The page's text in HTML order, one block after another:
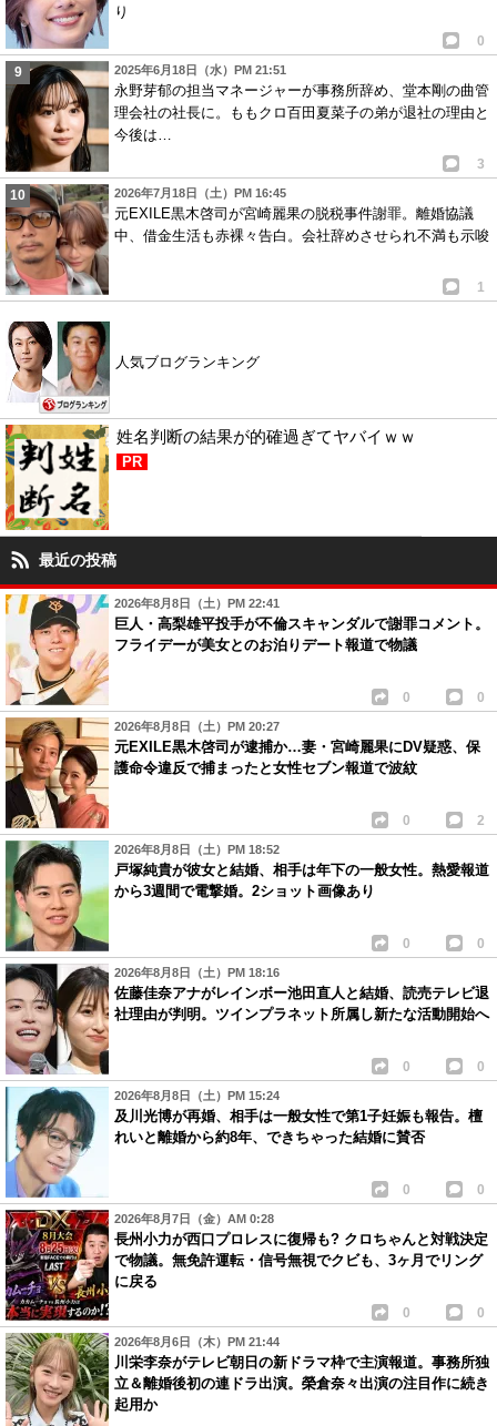
り
0
2025年6月18日（水）PM 21:51
永野芽郁の担当マネージャーが事務所辞め、堂本剛の曲管
理会社の社長に。ももクロ百田夏菜子の弟が退社の理由と
今後は…
3
2026年7月18日（土）PM 16:45
元EXILE黒木啓司が宮崎麗果の脱税事件謝罪。離婚協議
中、借金生活も赤裸々告白。会社辞めさせられ不満も示唆
1
人気ブログランキング
姓名判断の結果が的確過ぎてヤバイｗｗ
PR
最近の投稿
2026年8月8日（土）PM 22:41
巨人・高梨雄平投手が不倫スキャンダルで謝罪コメント。
フライデーが美女とのお泊りデート報道で物議
0 0
2026年8月8日（土）PM 20:27
元EXILE黒木啓司が逮捕か…妻・宮崎麗果にDV疑惑、保
護命令違反で捕まったと女性セブン報道で波紋
0 2
2026年8月8日（土）PM 18:52
戸塚純貴が彼女と結婚、相手は年下の一般女性。熱愛報道
から3週間で電撃婚。2ショット画像あり
0 0
2026年8月8日（土）PM 18:16
佐藤佳奈アナがレインボー池田直人と結婚、読売テレビ退
社理由が判明。ツインプラネット所属し新たな活動開始へ
0 0
2026年8月8日（土）PM 15:24
及川光博が再婚、相手は一般女性で第1子妊娠も報告。檀
れいと離婚から約8年、できちゃった結婚に賛否
0 0
2026年8月7日（金）AM 0:28
長州小力が西口プロレスに復帰も? クロちゃんと対戦決定
で物議。無免許運転・信号無視でクビも、3ヶ月でリング
に戻る
0 0
2026年8月6日（木）PM 21:44
川栄李奈がテレビ朝日の新ドラマ枠で主演報道。事務所独
立＆離婚後初の連ドラ出演。榮倉奈々出演の注目作に続き
起用か